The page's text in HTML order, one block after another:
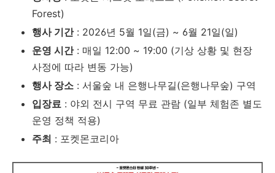
Forest)
행사 기간: 2026년 5월 1일(금) ~ 6월 21일(일)
운영 시간: 매일 12:00 ~ 19:00 (기상 상황 및 현장
사정에 따라 변동 가능)
행사 장소 : 서울숲 내 은행나무길(은행나무숲) 구역
입장료 : 야외 전시 구역 무료 관람 (일부 체험존 별도
운영 정책 적용)
주최 : 포켓몬코리아